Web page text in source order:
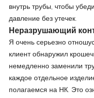
внутрь трубы, чтобы
давление без утечек.
Неразрушающий
Я очень серьезно
клиент обнаружил
немедленно заменили
каждое отдельное
полагаемся на НК. Это